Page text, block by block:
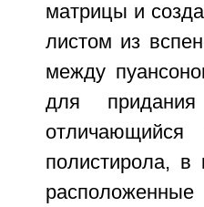
матрицы и
листом из
между
для
полистирола, в